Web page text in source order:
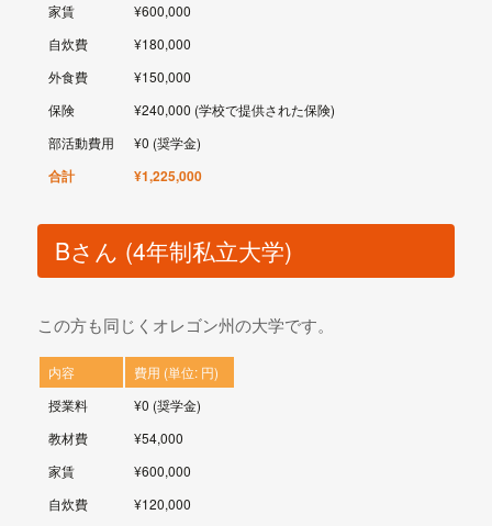
家賃
¥600,000
自炊費
¥180,000
外食費
¥150,000
保険
¥240,000 (学校で提供された保険)
部活動費用
¥0 (奨学金)
合計 ¥1,225,000
Bさん (4年制私立大学)
この方も同じくオレゴン州の大学です。
内容
費用 (単位: 円)
授業料
¥0 (奨学金)
教材費
¥54,000
家賃
¥600,000
自炊費
¥120,000